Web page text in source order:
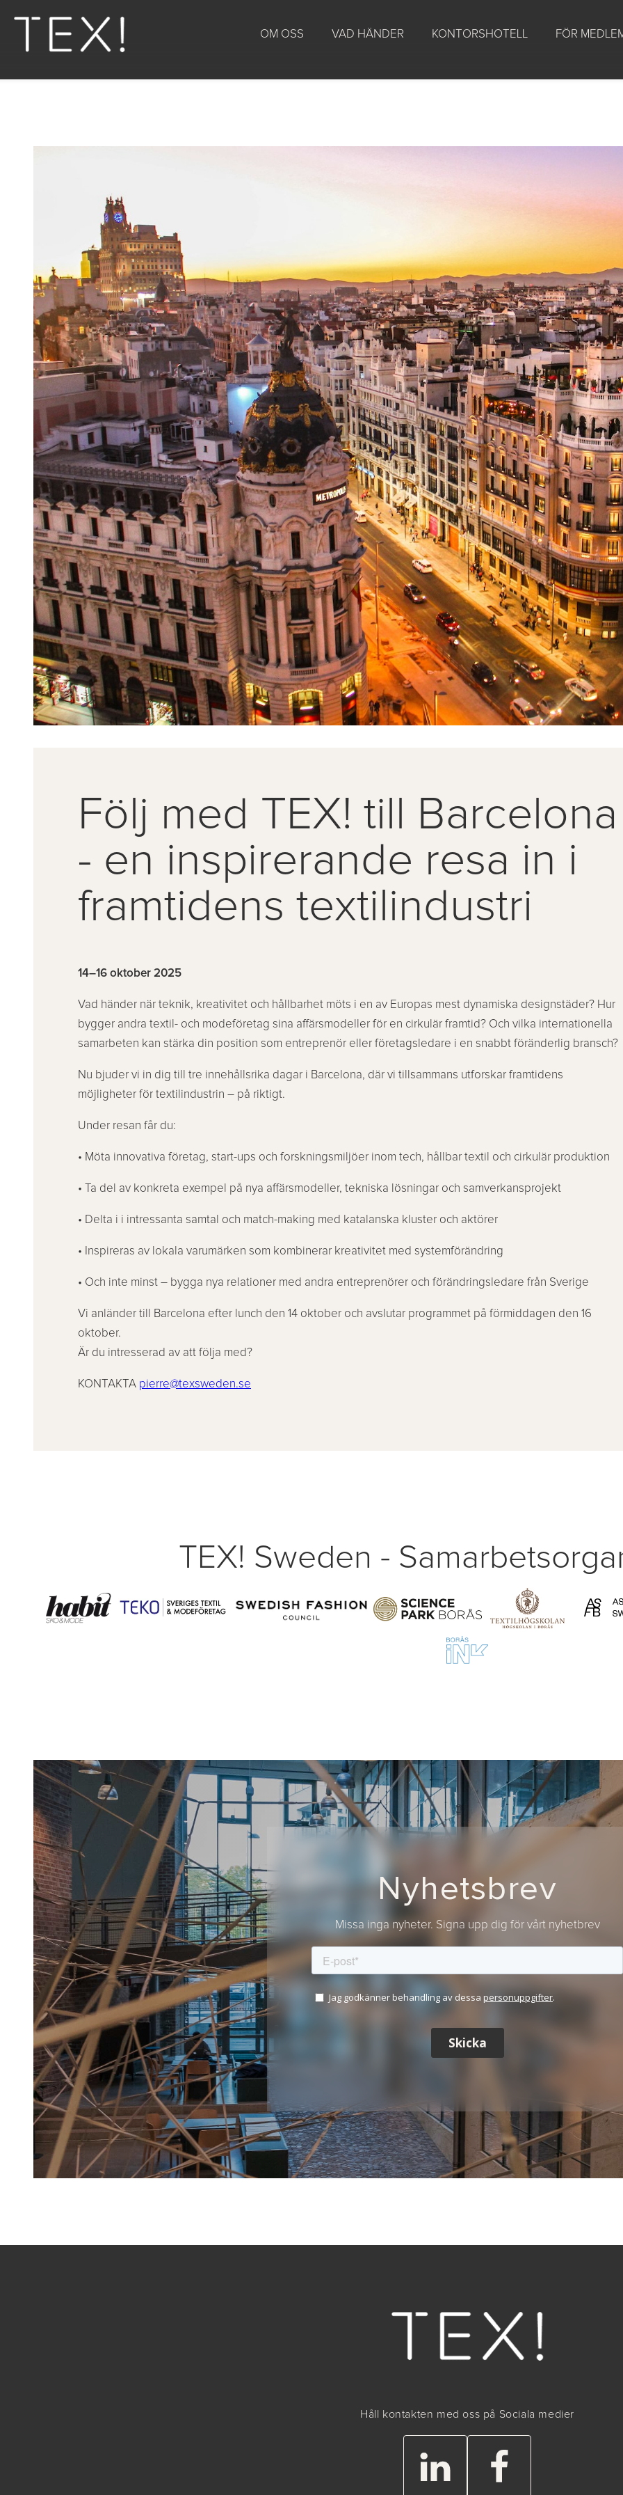
OM OSS VAD HÄNDER KONTORSHOTELL FÖR
Följ med TEX! till Barcelona
- en inspirerande resa in i
framtidens textilindustri
14–16 oktober 2025
Vad händer när teknik, kreativitet och hållbarhet möts i en av Europas mest dynamiska designstäder? Hur
bygger andra textil- och modeföretag sina affärsmodeller för en cirkulär framtid? Och vilka internationella
samarbeten kan stärka din position som entreprenör eller företagsledare i en snabbt föränderlig bransch?
Nu bjuder vi in dig till tre innehållsrika dagar i Barcelona, där vi tillsammans utforskar framtidens
möjligheter för textilindustrin – på riktigt.
Under resan får du:
• Möta innovativa företag, start-ups och forskningsmiljöer inom tech, hållbar textil och cirkulär produktion
• Ta del av konkreta exempel på nya affärsmodeller, tekniska lösningar och samverkansprojekt
• Delta i i intressanta samtal och match-making med katalanska kluster och aktörer
• Inspireras av lokala varumärken som kombinerar kreativitet med systemförändring
• Och inte minst – bygga nya relationer med andra entreprenörer och förändringsledare från Sverige
Vi anländer till Barcelona efter lunch den 14 oktober och avslutar programmet på förmiddagen den 16
oktober.
Är du intresserad av att följa med?
KONTAKTA pierre@texsweden.se
TEX! Sweden -
Nyhetsbrev
Missa inga nyheter. Signa upp dig för vårt nyhetbrev
Håll kontakten med oss på Sociala medier